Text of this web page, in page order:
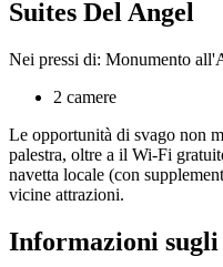
Suites Del Angel
Nei pressi di: Monumento
2 camere
Le opportunità di svago non
palestra, oltre a il Wi-Fi
navetta locale (con
vicine attrazioni.
Informazioni sugli